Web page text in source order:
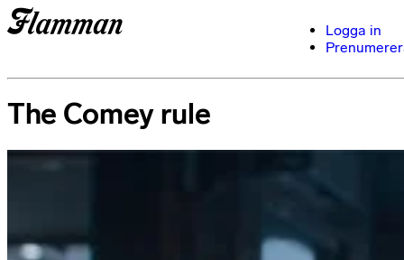
Logga in
The Comey rule